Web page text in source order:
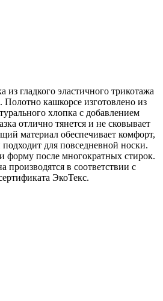
из гладкого эластичного трикотажа
Полотно кашкорсе изготовлено из
хлопка с добавлением
отлично тянется и не сковывает
материал обеспечивает комфорт,
для повседневной носки.
форму после многократных стирок.
производятся в соответствии с
ЭкоТекс.